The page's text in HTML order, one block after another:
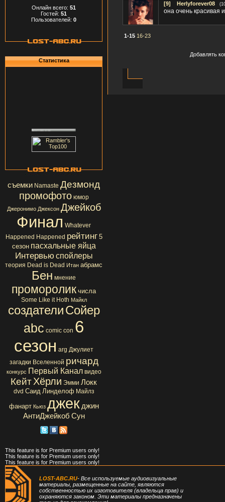
Онлайн всего: 51
Гостей: 51
Пользователей: 0
Статистика
съемки Namaste Дезмонд
промофото юмор
Джеронимо Джексон Джейкоб
Финал Whatever
Happened Happened рейтинг 5
сезон пасхальные яйца
Интервью спойлеры
теория Dead is Dead Итан абрамс
Бен мнение
проморолик числа
Some Like it Hoth Майкл
создателиСойер
abc comic con 6
сезон arg Джулиет
загадки Вселенной ричард
конкурс Первый Канал видео
КейтХёрли Эмми Локк
dvd Саид Линделоф Майлз
фанарт Кьюз джек джин
АнтиДжейкоб Сун
This feature is for Premium users only!
This feature is for Premium users only!
This feature is for Premium users only!
[9] Herlyforever08
она очень красивая
1-15 16-23
Добавлять
LOST-ABC.RU- Все используемые аудиовизуальные
материалы, размещенные на сайте, являются
собственностью их изготовителя (владельца прав) и
охраняются законом. Эти материалы предназначены